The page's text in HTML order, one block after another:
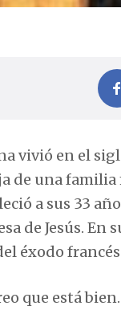
vivió en el
de una
a sus 33
de Jesús.
éxodo
que está